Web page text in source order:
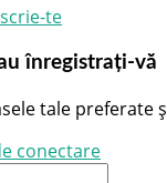
conectare